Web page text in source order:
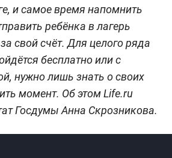
и самое время напомнить
ребёнка в лагерь
свой счёт. Для целого ряда
бесплатно или с
нужно лишь знать о своих
момент. Об этом Life.ru
Госдумы Анна Скрозникова.